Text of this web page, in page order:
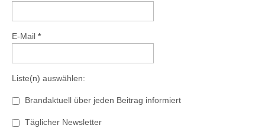
E-Mail *
Liste(n) auswählen:
Brandaktuell über jeden Beitrag informiert
Täglicher Newsletter